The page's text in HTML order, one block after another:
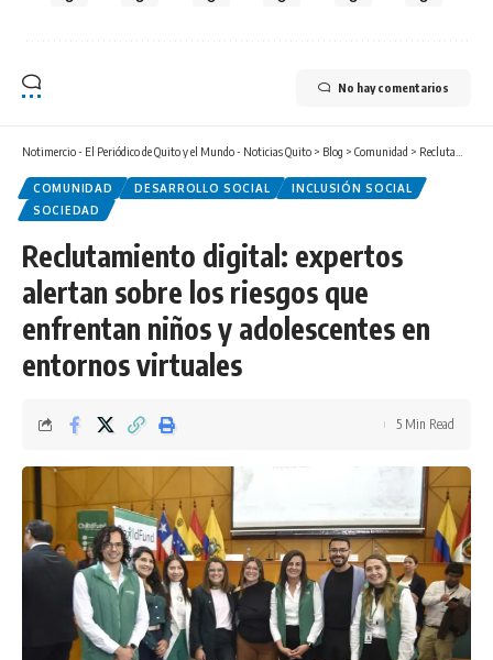
No hay comentarios
Notimercio - El Periódico de Quito y el Mundo - Noticias Quito > Blog > Comunidad > Reclutamiento digital: expertos alertan sobre los riesgos que enfrentan niños y adolescentes en entornos virtuales
COMUNIDAD DESARROLLO SOCIAL
INCLUSIÓN SOCIAL
SOCIEDAD
Reclutamiento digital: expertos
alertan sobre los riesgos que
enfrentan niños y adolescentes en
entornos virtuales
5 Min Read